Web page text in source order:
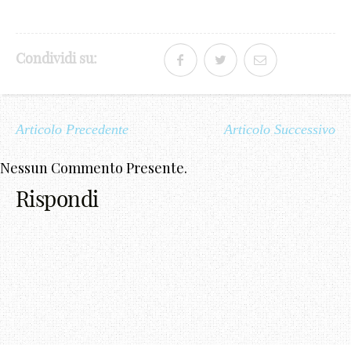
Condividi su:
Articolo Precedente Articolo Successivo
Nessun Commento Presente.
Rispondi
4
6
7
8
9
_
-
+
!